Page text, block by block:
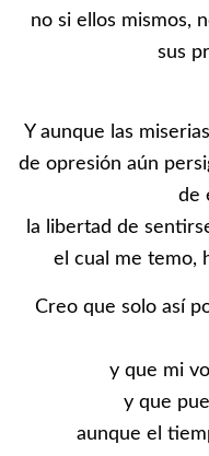
no si ellos mismos,
sus
Y aunque las
de opresión aún
de
la libertad de
el cual me temo,
Creo que solo así
y que mi
y que
aunque el